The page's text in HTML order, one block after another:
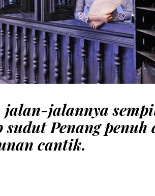
jalan-jalannya
Penangpenuh
cantik.